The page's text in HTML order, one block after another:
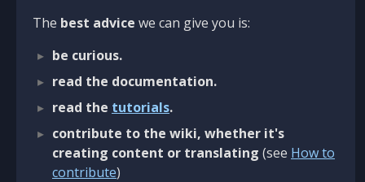
The best advice we can give you is:
be curious.
read the documentation.
read the tutorials.
contribute to the wiki, whether it's
creating content or translating (see How to
contribute)